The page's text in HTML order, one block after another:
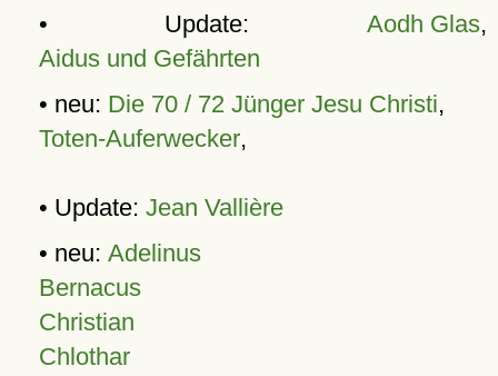
• Update: Aodh Glas,
Aidus und Gefährten
• neu: Die 70 / 72 Jünger Jesu Christi,
Toten-Auferwecker,
• Update: Jean Vallière
• neu: Adelinus
Bernacus
Christian
Chlothar